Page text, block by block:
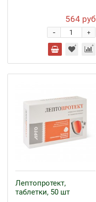
564 руб
+
-
Лептопротект,
таблетки, 50 шт